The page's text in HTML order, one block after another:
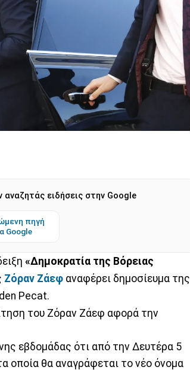
ειδήσεις στην Google
πηγή
Google
«Δημοκρατία της Βόρειας
Ζόραν Ζάεφ αναφέρει δημοσίευμα της
Pecat.
του Ζόραν Ζάεφ αφορά την
εβδομάδας ότι από την Δευτέρα 5
οποία θα αναγράφεται το νέο όνομα